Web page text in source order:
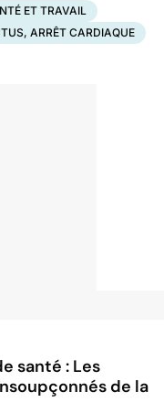
ET TRAVAIL
ARRÊT CARDIAQUE
santé : Les
de la